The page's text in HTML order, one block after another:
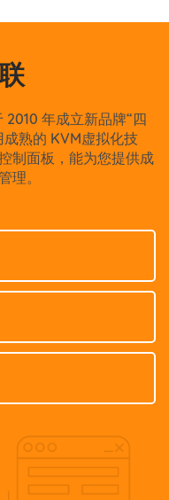
年成立新品牌“四
熟的 KVM虚拟化技
制面板，能为您提供成
理。